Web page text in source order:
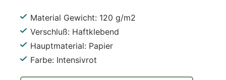
Material Gewicht: 120 g/m2
Verschluß: Haftklebend
Hauptmaterial: Papier
Farbe: Intensivrot